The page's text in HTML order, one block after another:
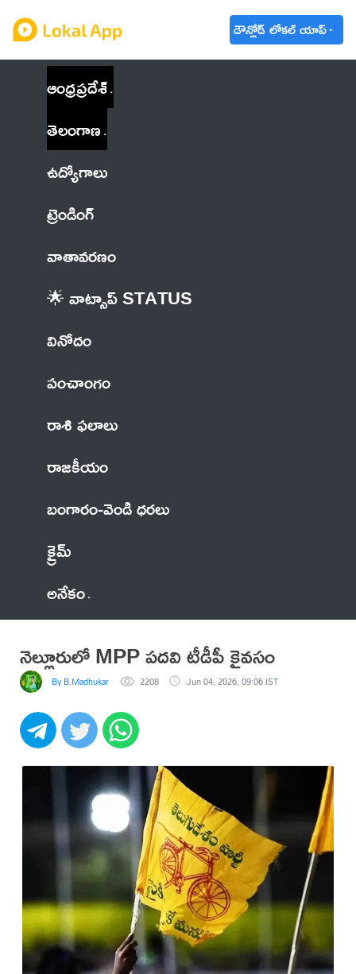
డౌన్లోడ్ లోకల్ యాప్
ఆంధ్రప్రదేశ్
తెలంగాణ
ఉద్యోగాలు
ట్రెండింగ్
వాతావరణం
🌟 వాట్సాప్ STATUS
వినోదం
పంచాంగం
రాశి ఫలాలు
రాజకీయం
బంగారం-వెండి ధరలు
క్రైమ్
అనేకం
నెల్లూరులో MPP పదవి టీడీపీ కైవసం
By B.Madhukar 2208 Jun 04, 2026, 09:06 IST